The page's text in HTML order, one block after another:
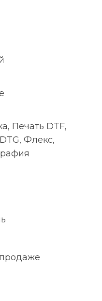
Печать DTF,
Флекс,
продаже